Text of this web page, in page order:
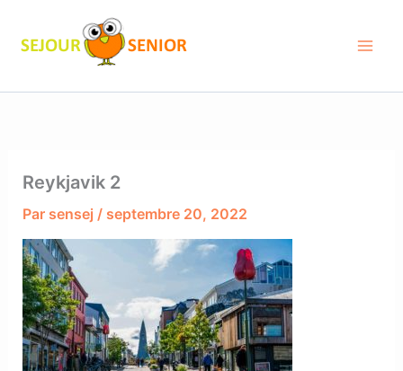
contenu
Reykjavik 2
Par sensej / septembre 20, 2022